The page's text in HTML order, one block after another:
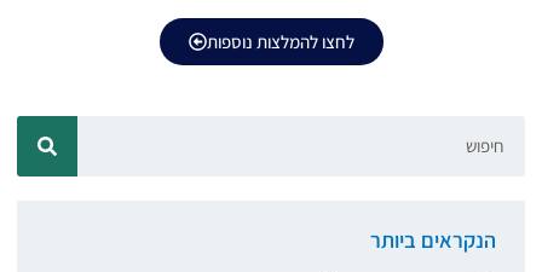
לחצו להמלצות נוספות
הנקראים ביותר